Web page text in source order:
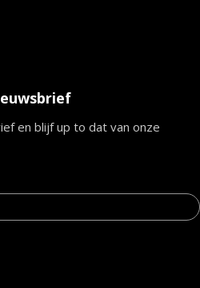
en blijf up to dat van onze